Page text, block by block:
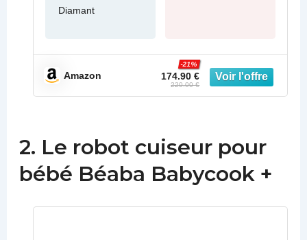
Diamant
Amazon 174.90 €
-21%
220.00 €
2. Le robot cuiseur pour
bébé Béaba Babycook +